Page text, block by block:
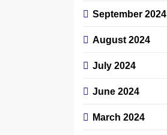
September 2024
August 2024
July 2024
June 2024
March 2024